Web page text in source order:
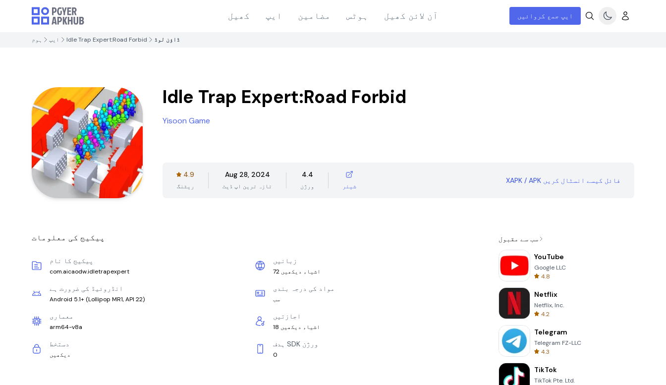
کھیل ایپ مضامین ہوٹس آن لائن کھیل ایپ جمع کروائیں
ہوم ایپ Idle Trap Expert:Road Forbid ڈاؤن لوڈ
Idle Trap Expert:Road Forbid
Yisoon Game
4.9
ریٹنگ
Aug 28, 2024
تازہ ترین اپ ڈیٹ
4.4
ورژن شیئر
XAPK / APK فائل کیسے انسٹال کریں
پیکیج کی معلومات
پیکیج کا نام
com.aicaodw.idletrapexpert
زبانیں
72 اشیاء دیکھیں
انڈروئیڈ کی ضرورت ہے
Android 5.1+ (Lollipop MR1, API 22)
مواد کی درجہ بندی
سب
معماری
arm64-v8a
اجازتیں
18 اشیاء دیکھیں
دستخط
دیکھیں
ہدف SDK ورژن
0
سب سے مقبول
YouTube
Google LLC
4.8
Netflix
Netflix, Inc.
4.2
Telegram
Telegram FZ-LLC
4.3
TikTok
TikTok Pte. Ltd.